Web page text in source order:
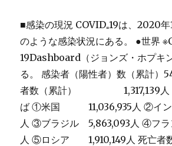
■感染の現況 COVID₌19は、2020年
のような感染状況にある。 ●世界
19Dashboard（ジョンズ・ホプキ
る。 感染者（陽性者）数（累計）
者数（累計） 1,317,139人
ば ①米国 11,036,935人 ②イ
人 ③ブラジル 5,863,093人 ④フラ
人 ⑤ロシア 1,910,149人 死亡者